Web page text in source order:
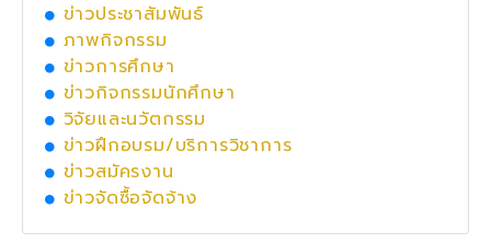
ข่าวประชาสัมพันธ์
ภาพกิจกรรม
ข่าวการศึกษา
ข่าวกิจกรรมนักศึกษา
วิจัยและนวัตกรรม
ข่าวฝึกอบรม/บริการวิชาการ
ข่าวสมัครงาน
ข่าวจัดซื้อจัดจ้าง